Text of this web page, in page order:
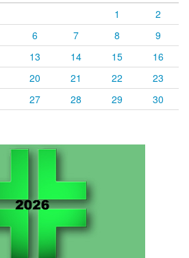
1
2
6 7 8
9
13 14 15
16
20 21 22
23
27 28 29
30